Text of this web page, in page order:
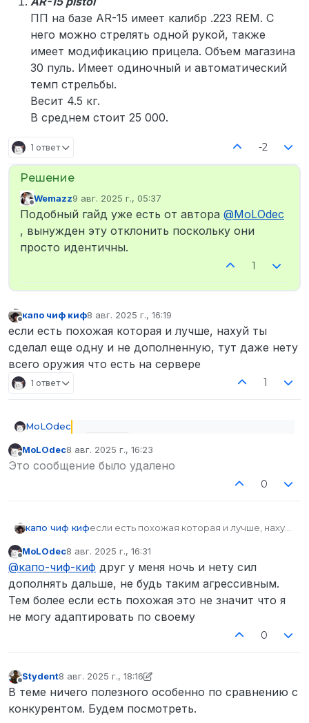
ПП на базе AR-15 имеет калибр .223 REM. С
него можно стрелять одной рукой, также
имеет модификацию прицела. Объем магазина
30 пуль. Имеет одиночный и автоматический
темп стрельбы.
Весит 4.5 кг.
В среднем стоит 25 000.
1 ответ -2
Не в сети
Wemazz9 авг. 2025 г., 05:37
отредактировано
Подобный гайд уже есть от автора @MoLOdec
, вынужден эту отклонить поскольку они
просто идентичны.
1
капо чиф киф8 авг. 2025 г., 16:19
отредактировано
если есть похожая которая и лучше, нахуй ты
сделал еще одну и не дополненную, тут даже нету
всего оружия что есть на сервере
1 ответ 1
MoLOdec
оружии в Доброграде! Если хотите что-
то узнать о вооружении то смело можете
Пистолеты
Не в сети
MoLOdec8 авг. 2025 г., 16:23
отредактировано
Это сообщение было удалено
0
капо чиф кифесли есть похожая которая и лучше, нахуй
даже нету всего оружия что есть на
сервере
Не в сети
MoLOdec8 авг. 2025 г., 16:31
отредактировано
@капо-чиф-киф друг у меня ночь и нету сил
дополнять дальше, не будь таким агрессивным.
Тем более если есть похожая это не значит что я
не могу адаптировать по своему
0
Stydent8 авг. 2025 г., 18:16
отредактировано Stydent
В теме ничего полезного особенно по сравнению с
конкурентом. Будем посмотреть.